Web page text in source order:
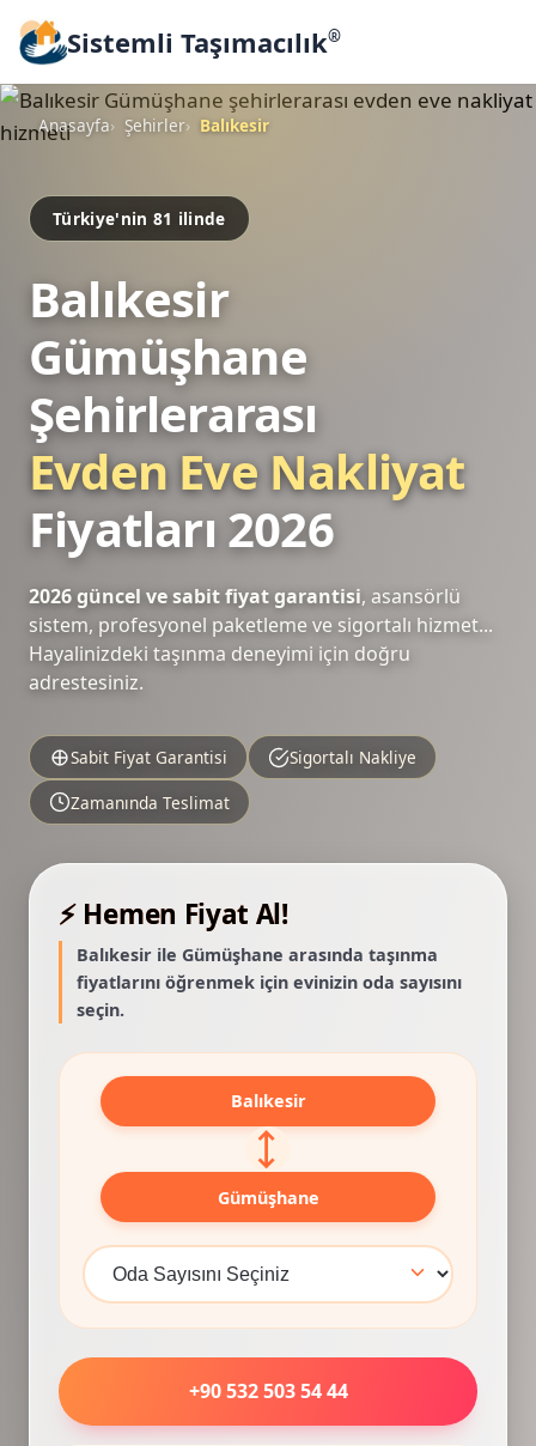
Sistemli Taşımacılık®
Anasayfa Şehirler Balıkesir
Türkiye'nin 81 ilinde
Balıkesir
Gümüşhane
Şehirlerarası
Evden Eve Nakliyat
Fiyatları 2026
2026 güncel ve sabit fiyat garantisi, asansörlü
sistem, profesyonel paketleme ve sigortalı hizmet...
Hayalinizdeki taşınma deneyimi için doğru
adrestesiniz.
Sabit Fiyat Garantisi
Sigortalı Nakliye
Zamanında Teslimat
⚡ Hemen Fiyat Al!
Balıkesir ile Gümüşhane arasında taşınma
fiyatlarını öğrenmek için evinizin oda sayısını
seçin.
Balıkesir
⟷
Gümüşhane
+90 532 503 54 44